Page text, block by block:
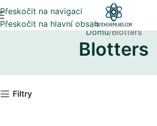
Přeskočit na navigaci
Přeskočit na hlavní obsah
Domů Blotters
Blotters
Filtry